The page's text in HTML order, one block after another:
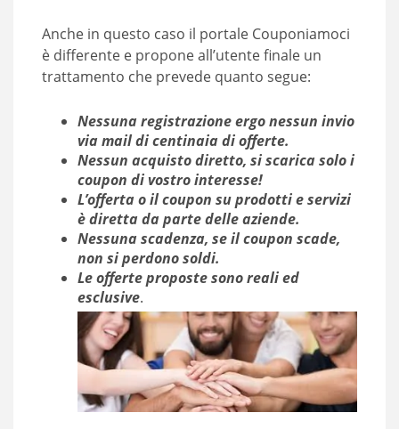
Anche in questo caso il portale Couponiamoci
è differente e propone all’utente finale un
trattamento che prevede quanto segue:
Nessuna registrazione ergo nessun invio
via mail di centinaia di offerte.
Nessun acquisto diretto, si scarica solo i
coupon di vostro interesse!
L’offerta o il coupon su prodotti e servizi
è diretta da parte delle aziende.
Nessuna scadenza, se il coupon scade,
non si perdono soldi.
Le offerte proposte sono reali ed
esclusive.